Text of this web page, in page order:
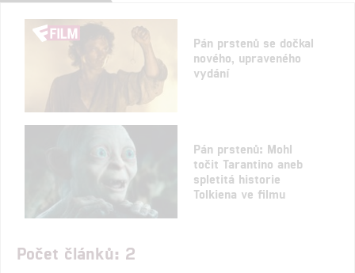
Pán prstenů se dočkal
nového, upraveného
vydání
Pán prstenů: Mohl
točit Tarantino aneb
spletitá historie
Tolkiena ve filmu
Počet článků: 2